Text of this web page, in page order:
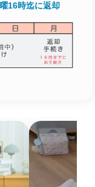
16時迄に返却